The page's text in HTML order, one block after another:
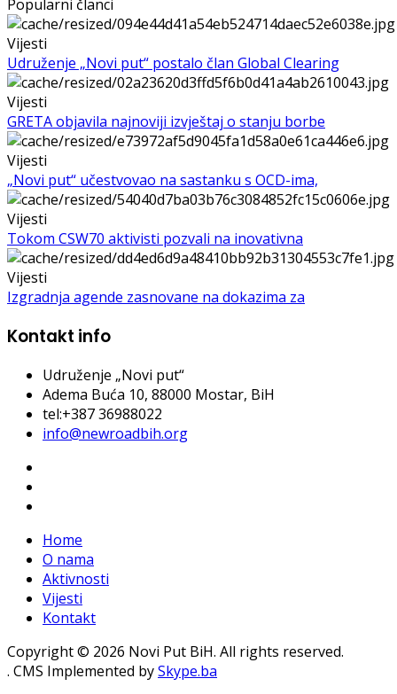
Popularni članci
Vijesti
Udruženje „Novi put“ postalo član Global Clearing
Vijesti
GRETA objavila najnoviji izvještaj o stanju borbe
Vijesti
„Novi put“ učestvovao na sastanku s OCD-ima,
Vijesti
Tokom CSW70 aktivisti pozvali na inovativna
Vijesti
Izgradnja agende zasnovane na dokazima za
Kontakt info
Udruženje „Novi put“
Adema Buća 10, 88000 Mostar, BiH
tel:+387 36988022
info@newroadbih.org
Home
O nama
Aktivnosti
Vijesti
Kontakt
Copyright © 2026 Novi Put BiH. All rights reserved.
. CMS Implemented bySkype.ba